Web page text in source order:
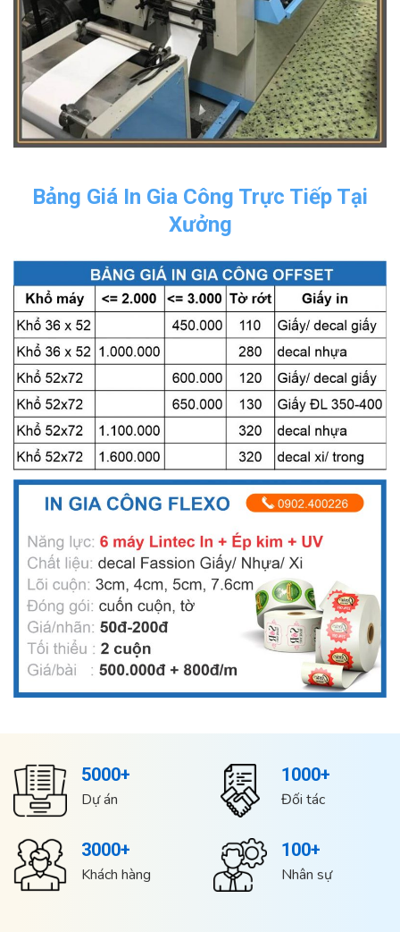
Bảng Giá In Gia Công Trực Tiếp Tại
Xưởng
5000+
Dự án
1000+
Đối tác
3000+
Khách hàng
100+
Nhân sự